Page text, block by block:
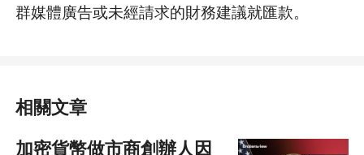
群媒體廣告或未經請求的財務建議就匯款。
相關文章
加密貨幣做市商創辦人因